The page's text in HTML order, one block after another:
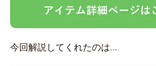
今回解説してくれたのは…